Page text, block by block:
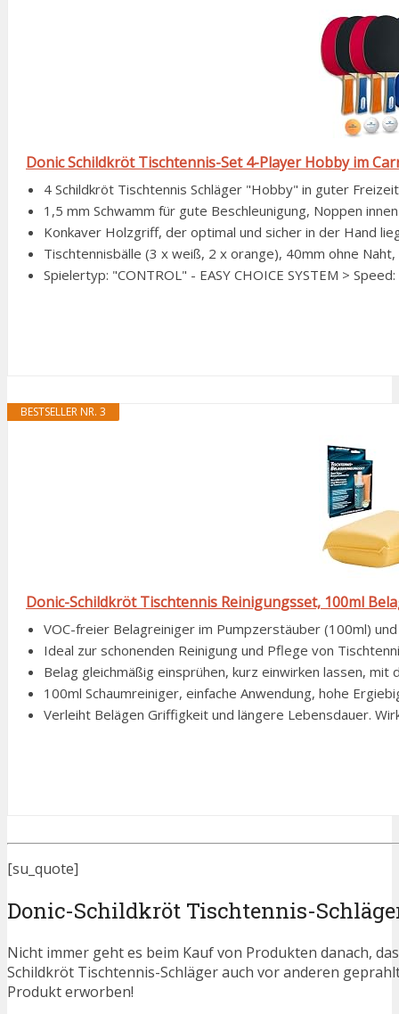
Donic Schildkröt Tischtennis-Set 4-Player Hobby im
4 Schildkröt Tischtennis Schläger "Hobby" in guter
1,5 mm Schwamm für gute Beschleunigung, Noppen
Konkaver Holzgriff, der optimal und sicher in der Hand
Tischtennisbälle (3 x weiß, 2 x orange), 40mm ohne
Spielertyp: "CONTROL" - EASY CHOICE SYSTEM >
BESTSELLER NR. 3
Donic-Schildkröt Tischtennis Reinigungsset, 100ml
VOC-freier Belagreiniger im Pumpzerstäuber (100ml)
Ideal zur schonenden Reinigung und Pflege von
Belag gleichmäßig einsprühen, kurz einwirken lassen,
100ml Schaumreiniger, einfache Anwendung, hohe
Verleiht Belägen Griffigkeit und längere Lebensdauer.
[su_quote]
Donic-Schildkröt Tischtennis-
Nicht immer geht es beim Kauf von Produkten danach,
Schildkröt Tischtennis-Schläger auch vor anderen
Produkt erworben!